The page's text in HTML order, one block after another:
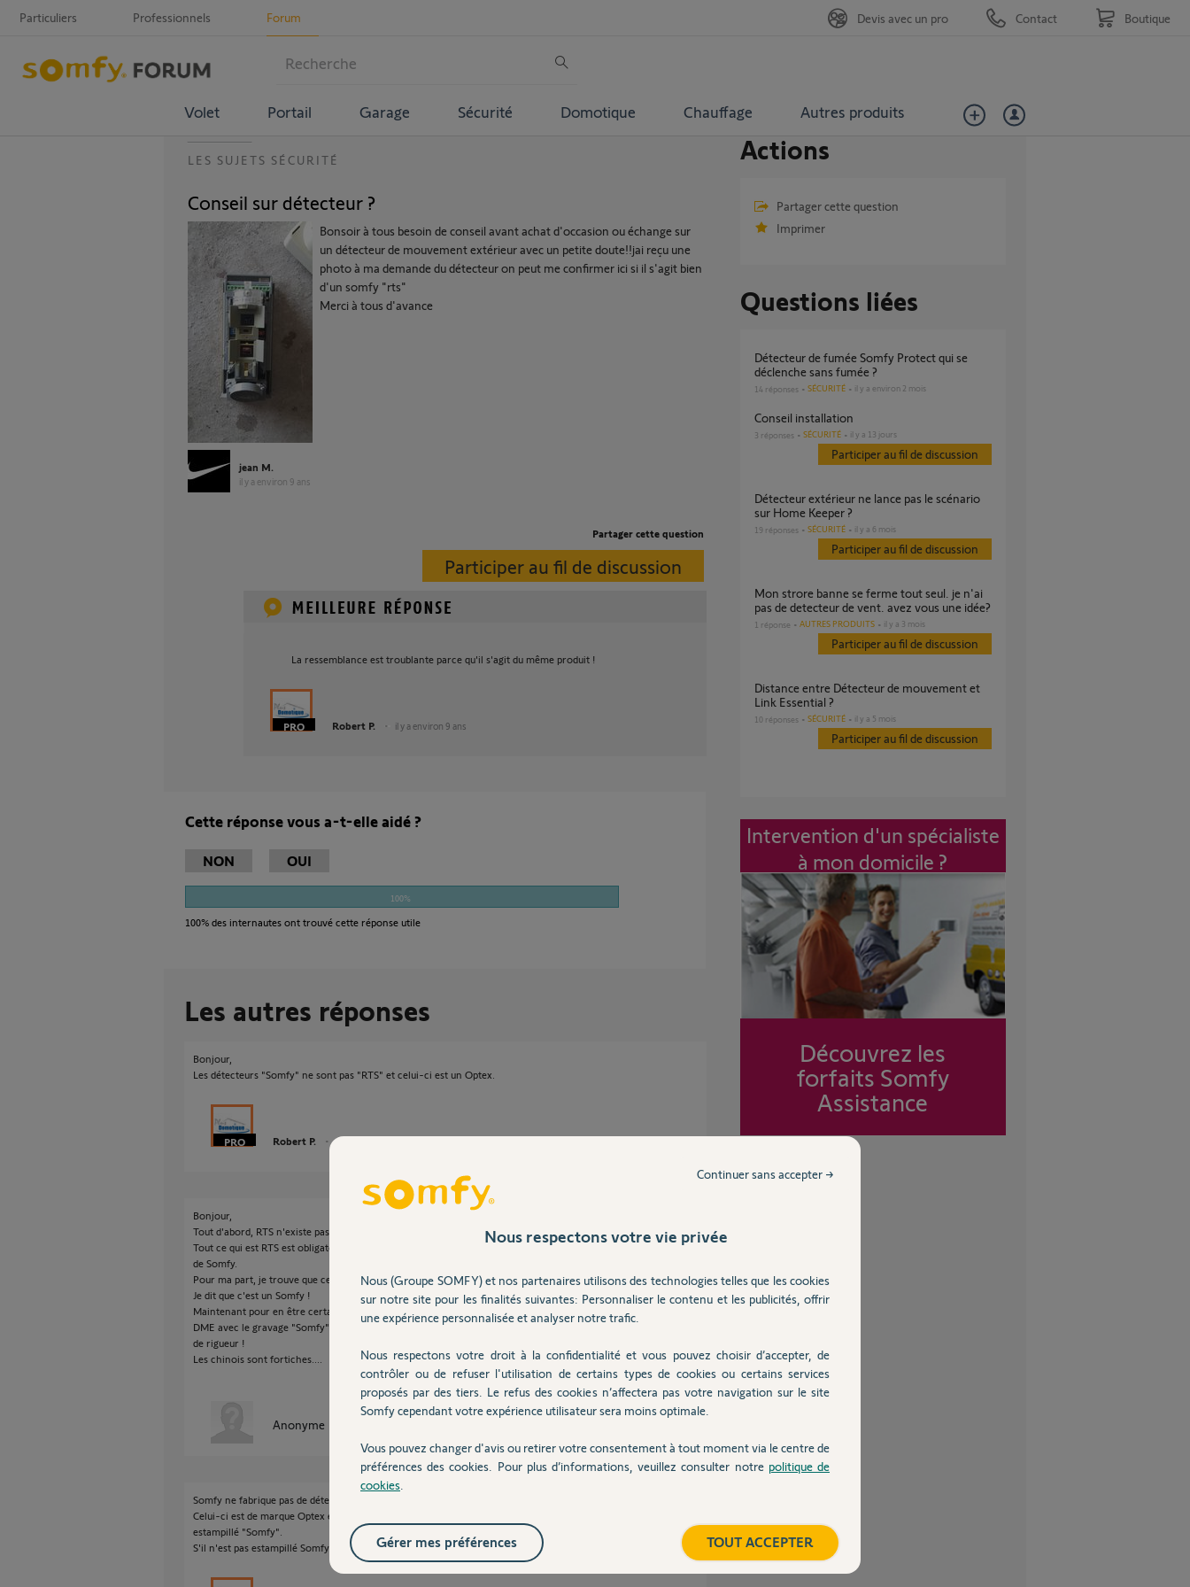
Particuliers Professionnels Forum
Volet Portail Garage Sécurité Domotique Chauffage Autres produits
Devis avec un pro Contact Boutique
LES SUJETS SÉCURITÉ
Conseil sur détecteur ?
Bonsoir à tous besoin de conseil avant achat d'occasion ou échange sur
un détecteur de mouvement extérieur avec un petite doute!!jai reçu une
photo à ma demande du détecteur on peut me confirmer ici si il s'agit bien
d'un somfy "rts"
Merci à tous d'avance
jean M.
il y a environ 9 ans
Partager cette question
Participer au fil de discussion
La ressemblance est troublante parce qu'il s'agit du même produit !
Robert P. il y a environ 9 ans
Cette réponse vous a-t-elle aidé ?
NON OUI
100%
100% des internautes ont trouvé cette réponse utile
Les autres réponses
Bonjour,
Les détecteurs "Somfy" ne sont pas "RTS" et celui-ci est un Optex.
Robert P. il y a environ 9 ans
Bonjour,
Tout d'abord, RTS n'existe pas en alarme Somy, c'est RTD.
Tout ce qui est RTS est obligatoirement Somfy puisqu'il est propriétaire de ce protocole. (S)
de Somfy.
Pour ma part, je trouve que ce DME est identique à tous points de vue à celui que j'ai.
Je dit que c'est un Somfy !
Maintenant pour en être certain, demandez au vendeur qu'il vous envoie une photo du
DME avec le gravage "Somfy", obligatoirement sur toutes fourniture Somfy, ce gravage est
de rigueur !
Les chinois sont fortiches....
Anonyme
Somfy ne fabrique pas de détecteurs.
Celui-ci est de marque Optex et il est produit avec une carte radio RTD, dans ce cas il est
estampillé "Somfy".
S'il n'est pas estampillé Somfy = Pas compatible.
Actions
Partager cette question
Imprimer
Questions liées
Détecteur de fumée Somfy Protect qui se
déclenche sans fumée ?
14 réponses SÉCURITÉ il y a environ 2 mois
Conseil installation
3 réponses SÉCURITÉ il y a 13 jours
Participer au fil de discussion
Détecteur extérieur ne lance pas le scénario
sur Home Keeper ?
19 réponses SÉCURITÉ il y a 6 mois
Participer au fil de discussion
mon strore banne se ferme tout seul. je n'ai
pas de detecteur de vent. avez vous une idée?
1 réponse AUTRES PRODUITS il y a 3 mois
Participer au fil de discussion
Distance entre Détecteur de mouvement et
Link Essential ?
10 réponses SÉCURITÉ il y a 5 mois
Participer au fil de discussion
Intervention d'un spécialiste
à mon domicile ?
Découvrez les
forfaits Somfy
Assistance
Nous respectons votre vie privée
Nous (Groupe SOMFY) et nos partenaires utilisons des technologies telles que les cookies
sur notre site pour les finalités suivantes: Personnaliser le contenu et les publicités, offrir
une expérience personnalisée et analyser notre trafic.
Nous respectons votre droit à la confidentialité et vous pouvez choisir d’accepter, de
contrôler ou de refuser l'utilisation de certains types de cookies ou certains services
proposés par des tiers. Le refus des cookies n’affectera pas votre navigation sur le site
Somfy cependant votre expérience utilisateur sera moins optimale.
Vous pouvez changer d'avis ou retirer votre consentement à tout moment via le centre de
préférences des cookies. Pour plus d’informations, veuillez consulter notre politique de
cookies
Continuer sans accepter →
TOUT ACCEPTER
Gérer mes préférences